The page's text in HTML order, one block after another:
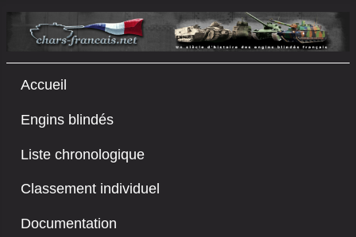
Accueil
Engins blindés
Liste chronologique
Classement individuel
Documentation